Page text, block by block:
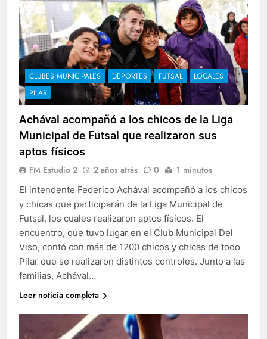
CLUBES MUNICIPALES DEPORTES FUTSAL
LOCALES
PILAR
Achával acompañó a los chicos de la Liga
Municipal de Futsal que realizaron sus
aptos físicos
FM Estudio 2 2 años atrás 0 1 minutos
El intendente Federico Achával acompañó a los chicos
y chicas que participarán de la Liga Municipal de
Futsal, los cuales realizaron aptos físicos. El
encuentro, que tuvo lugar en el Club Municipal Del
Viso, contó con más de 1200 chicos y chicas de todo
Pilar que se realizaron distintos controles. Junto a las
familias, Achával…
Leer noticia completa